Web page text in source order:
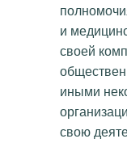
и
своей
иными
свою